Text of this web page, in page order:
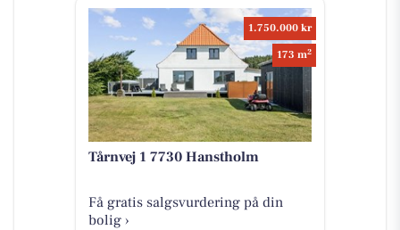
1.750.000 kr
173 m2
Tårnvej 1 7730 Hanstholm
Få gratis salgsvurdering på din
bolig ›